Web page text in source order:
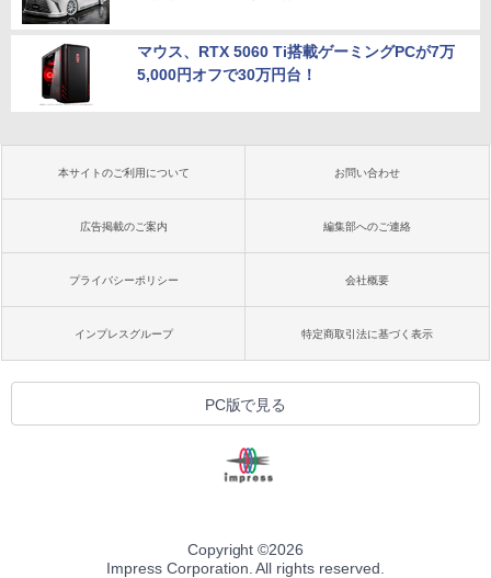
マウス、RTX 5060 Ti搭載ゲーミングPCが7万
5,000円オフで30万円台！
本サイトのご利用について お問い合わせ
広告掲載のご案内 編集部へのご連絡
プライバシーポリシー 会社概要
インプレスグループ 特定商取引法に基づく表示
PC版で見る
Copyright ©2026
Impress Corporation. All rights reserved.